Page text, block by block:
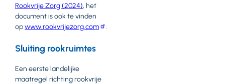
Rookvrije Zorg (2024), het
document is ook te vinden
opwww.rookvrijezorg.com .
Sluiting rookruimtes
Een eerste landelijke
maatregel richting rookvrije